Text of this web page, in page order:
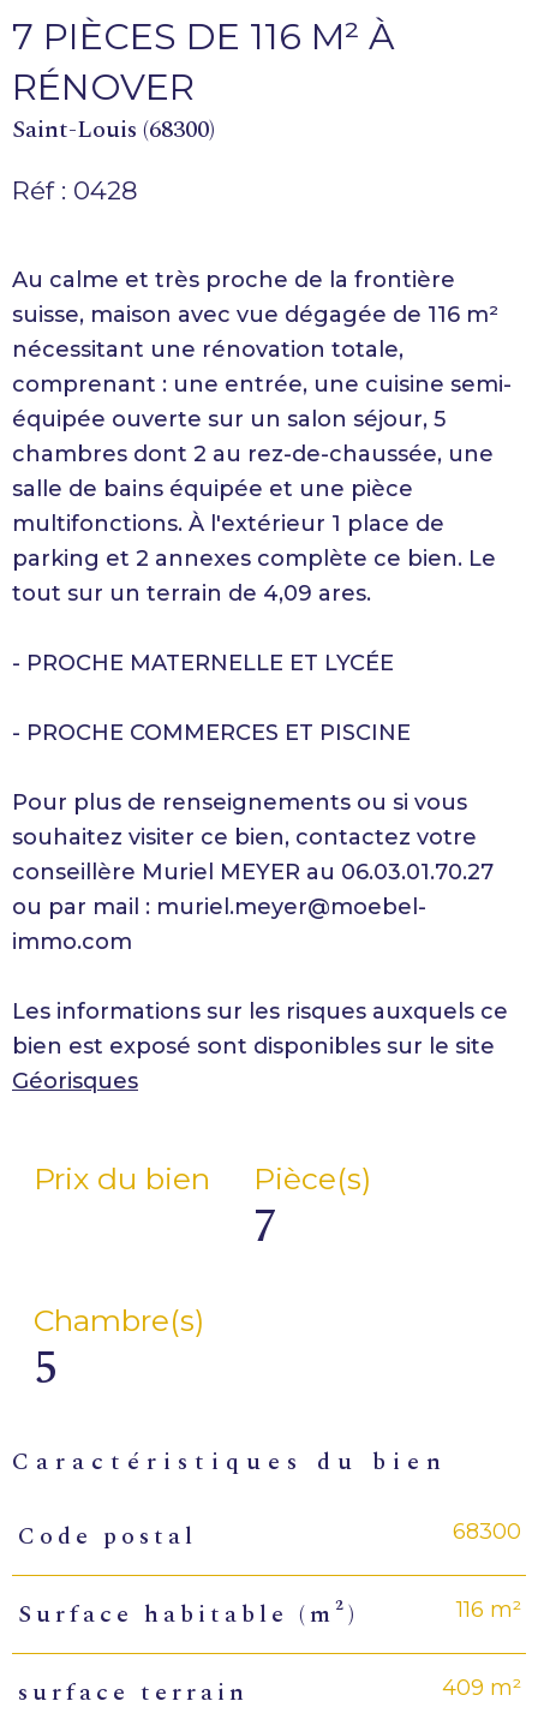
7 PIÈCES DE 116 M² À
RÉNOVER
Saint-Louis (68300)
Réf : 0428
Au calme et très proche de la frontière
suisse, maison avec vue dégagée de 116 m²
nécessitant une rénovation totale,
comprenant : une entrée, une cuisine semi-
équipée ouverte sur un salon séjour, 5
chambres dont 2 au rez-de-chaussée, une
salle de bains équipée et une pièce
multifonctions. À l'extérieur 1 place de
parking et 2 annexes complète ce bien. Le
tout sur un terrain de 4,09 ares.
- PROCHE MATERNELLE ET LYCÉE
- PROCHE COMMERCES ET PISCINE
Pour plus de renseignements ou si vous
souhaitez visiter ce bien, contactez votre
conseillère Muriel MEYER au 06.03.01.70.27
ou par mail : muriel.meyer@moebel-
immo.com
Les informations sur les risques auxquels ce
bien est exposé sont disponibles sur le site
Géorisques
Prix du bien Pièce(s)
7
Chambre(s)
5
caractéristiques du bien
Caractéristiques
Code postal 68300
Surface habitable (m²) 116 m²
surface terrain 409 m²